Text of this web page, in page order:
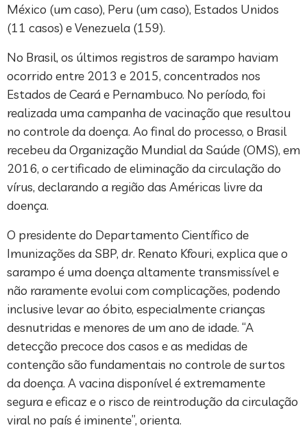
México (um caso), Peru (um caso), Estados Unidos
(11 casos) e Venezuela (159).
No Brasil, os últimos registros de sarampo haviam
ocorrido entre 2013 e 2015, concentrados nos
Estados de Ceará e Pernambuco. No período, foi
realizada uma campanha de vacinação que resultou
no controle da doença. Ao final do processo, o Brasil
recebeu da Organização Mundial da Saúde (OMS), em
2016, o certificado de eliminação da circulação do
vírus, declarando a região das Américas livre da
doença.
O presidente do Departamento Científico de
Imunizações da SBP, dr. Renato Kfouri, explica que o
sarampo é uma doença altamente transmissível e
não raramente evolui com complicações, podendo
inclusive levar ao óbito, especialmente crianças
desnutridas e menores de um ano de idade. “A
detecção precoce dos casos e as medidas de
contenção são fundamentais no controle de surtos
da doença. A vacina disponível é extremamente
segura e eficaz e o risco de reintrodução da circulação
viral no país é iminente”, orienta.